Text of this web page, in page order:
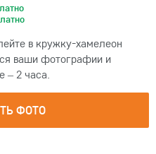
в кружку-хамелеон
ваши фотографии и
– 2 часа.
ФОТО